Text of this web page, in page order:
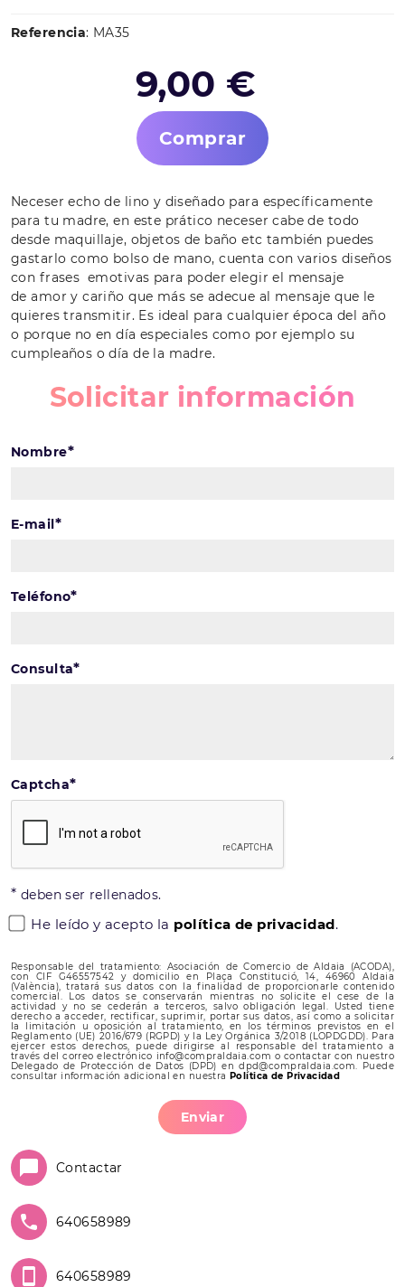
Referencia: MA35
9,00 €
Comprar
Neceser echo de lino y diseñado para específicamente
para tu madre, en este prático neceser cabe de todo
desde maquillaje, objetos de baño etc también puedes
gastarlo como bolso de mano, cuenta con varios diseños
con frases emotivas para poder elegir el mensaje
de amor y cariño que más se adecue al mensaje que le
quieres transmitir. Es ideal para cualquier época del año
o porque no en día especiales como por ejemplo su
cumpleaños o día de la madre.
Solicitar información
Nombre*
E-mail*
Teléfono*
Consulta*
Captcha*
* deben ser rellenados.
He leído y acepto la política de privacidad.
Responsable del tratamiento: Asociación de Comercio de Aldaia (ACODA),
con CIF G46557542 y domicilio en Plaça Constitució, 14, 46960 Aldaia
(València), tratará sus datos con la finalidad de proporcionarle contenido
comercial. Los datos se conservarán mientras no solicite el cese de la
actividad y no se cederán a terceros, salvo obligación legal. Usted tiene
derecho a acceder, rectificar, suprimir, portar sus datos, así como a solicitar
la limitación u oposición al tratamiento, en los términos previstos en el
Reglamento (UE) 2016/679 (RGPD) y la Ley Orgánica 3/2018 (LOPDGDD). Para
ejercer estos derechos, puede dirigirse al responsable del tratamiento a
través del correo electrónico info@compraldaia.com o contactar con nuestro
Delegado de Protección de Datos (DPD) en dpd@compraldaia.com. Puede
consultar información adicional en nuestraPolítica de Privacidad
Enviar
Contactar
640658989
640658989